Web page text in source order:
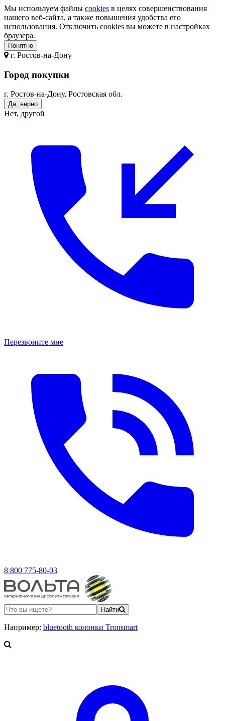
Мы используем файлы cookies в целях совершенствования
нашего веб-сайта, а также повышения удобства его
использования. Отключить cookies вы можете в настройках
браузера.
Понятно
г. Ростов-на-Дону
Город покупки
г. Ростов-на-Дону, Ростовская обл.
Да, верно
Нет, другой
Перезвоните мне
8 800 775-80-03
Найти
Например: bluetooth колонки Tronsmart